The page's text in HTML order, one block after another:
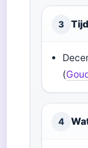
3
(
4